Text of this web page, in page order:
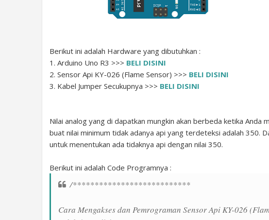
Berikut ini adalah Hardware yang dibutuhkan :
1. Arduino Uno R3 >>> BELI DISINI
2. Sensor Api KY-026 (Flame Sensor) >>> BELI DISINI
3. Kabel Jumper Secukupnya >>> BELI DISINI
Nilai analog yang di dapatkan mungkin akan berbeda ketika Anda
buat nilai minimum tidak adanya api yang terdeteksi adalah 350.
untuk menentukan ada tidaknya api dengan nilai 350.
Berikut ini adalah Code Programnya :
/***************************
Cara Mengakses dan Pemrograman Sensor Api KY-026